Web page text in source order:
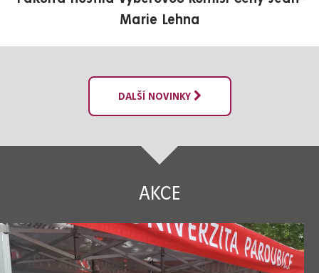
Marie Lehna
DALŠÍ NOVINKY
AKCE